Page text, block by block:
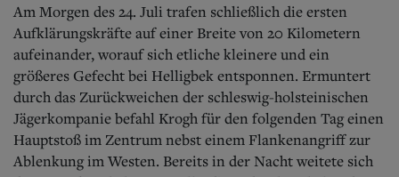
Am Morgen des 24. Juli trafen schließlich die ersten
Aufklärungskräfte auf einer Breite von 20 Kilometern
aufeinander, worauf sich etliche kleinere und ein
größeres Gefecht bei Helligbek entsponnen. Ermuntert
durch das Zurückweichen der schleswig-holsteinischen
Jägerkompanie befahl Krogh für den folgenden Tag einen
Hauptstoß im Zentrum nebst einem Flankenangriff zur
Ablenkung im Westen. Bereits in der Nacht weitete sich